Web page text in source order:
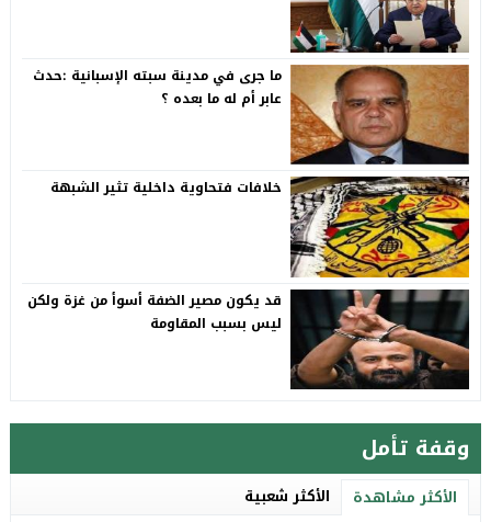
ما جرى في مدينة سبته الإسبانية :حدث
عابر أم له ما بعده ؟
خلافات فتحاوية داخلية تثير الشبهة
قد يكون مصير الضفة أسوأ من غزة ولكن
ليس بسبب المقاومة
وقفة تأمل
الأكثر مشاهدة الأكثر شعبية